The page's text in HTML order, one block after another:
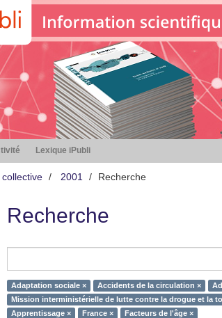
Lexique iPubli
2001 Recherche
Recherche
Adaptation sociale × Accidents de la circulation ×
Mission interministérielle de lutte contre la drogue et la
Apprentissage ×
France × Facteurs de l'âge ×